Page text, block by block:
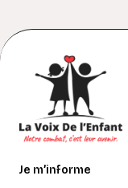
Je m’informe